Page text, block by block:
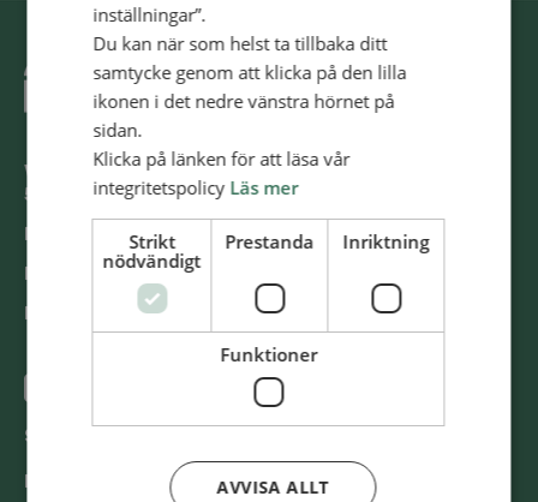
Västra Storgatan 14
553 15 Jönköping
E-post: info@​alliansmissionen.​se
Fler kon­takt­upp­gif­ter >
Report ir­re­gu­la­ri­ti­es / Rap­por­te­ra oe­gent­lig­he­ter >
Swish
inställningar”.
Du kan när som helst ta tillbaka ditt
samtycke genom att klicka på den lilla
ikonen i det nedre vänstra hörnet på
sidan.
Klicka på länken för att läsa vår
integritetspolicy Läs mer
Strikt
nödvändigt
Prestanda Inriktning
Funktioner
AVVISA ALLT